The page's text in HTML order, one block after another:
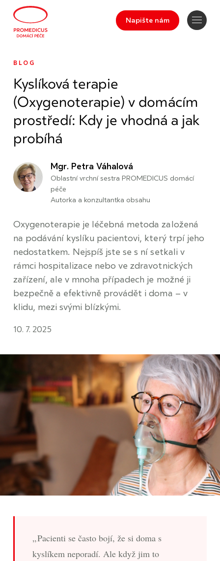
Napište nám
BLOG
Kyslíková terapie
(Oxygenoterapie) v domácím
prostředí: Kdy je vhodná a jak
probíhá
Mgr. Petra Váhalová
Oblastní vrchní sestra PROMEDICUS domácí
péče
Autorka a konzultantka obsahu
Oxygenoterapie je léčebná metoda založená
na podávání kyslíku pacientovi, který trpí jeho
nedostatkem. Nejspíš jste se s ní setkali v
rámci hospitalizace nebo ve zdravotnických
zařízení, ale v mnoha případech je možné ji
bezpečně a efektivně provádět i doma – v
klidu, mezi svými blízkými.
10. 7. 2025
Pacienti se často bojí, že si doma s
kyslíkem neporadí. Ale když jim to